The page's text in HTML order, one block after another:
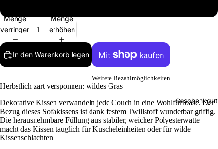
Babys
Bodys
Menge
verringern
Menge
erhöhen
In den Warenkorb legen
Weitere Bezahlmöglichkeiten
Herbstlich zart versponnen: wildes Gras
Dekorative Kissen verwandeln jede Couch in eine Wohlfühloase. Der
Bezug dieses Sofakissens ist dank festem Twillstoff wunderbar griffig.
Die herausnehmbare Füllung aus stabiler, weicher Polyesterwatte
macht das Kissen tauglich für Kuscheleinheiten oder für wilde
Kissenschlachten.